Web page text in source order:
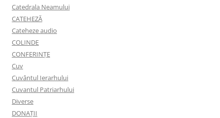
Catedrala Neamului
CATEHEZĂ
Cateheze audio
COLINDE
CONFERINȚE
Cuv
Cuvântul Ierarhului
Cuvantul Patriarhului
Diverse
DONAȚII